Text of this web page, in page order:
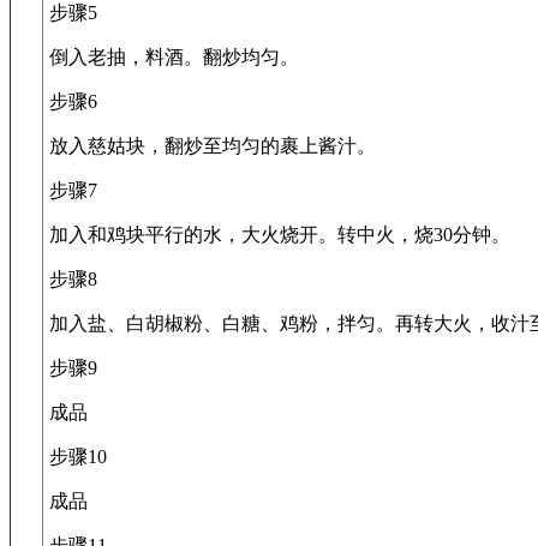
步骤5
倒入老抽，料酒。翻炒均匀。
步骤6
放入慈姑块，翻炒至均匀的裹上酱汁。
步骤7
加入和鸡块平行的水，大火烧开。转中火，烧30分钟。
步骤8
加入盐、白胡椒粉、白糖、鸡粉，拌匀。再转大火，收汁
步骤9
成品
步骤10
成品